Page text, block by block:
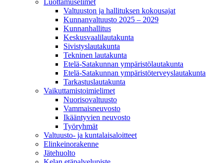
Luottamuselimet
Valtuuston ja hallituksen kokousajat
Kunnanvaltuusto 2025 – 2029
Kunnanhallitus
Keskusvaalilautakunta
Sivistyslautakunta
Tekninen lautakunta
Etelä-Satakunnan ympäristölautakunta
Etelä-Satakunnan ympäristöterveyslautakunta
Tarkastuslautakunta
Vaikuttamistoimielimet
Nuorisovaltuusto
Vammaisneuvosto
Ikääntyvien neuvosto
Työryhmät
Valtuusto- ja kuntalaisaloitteet
Elinkeinorakenne
Jätehuolto